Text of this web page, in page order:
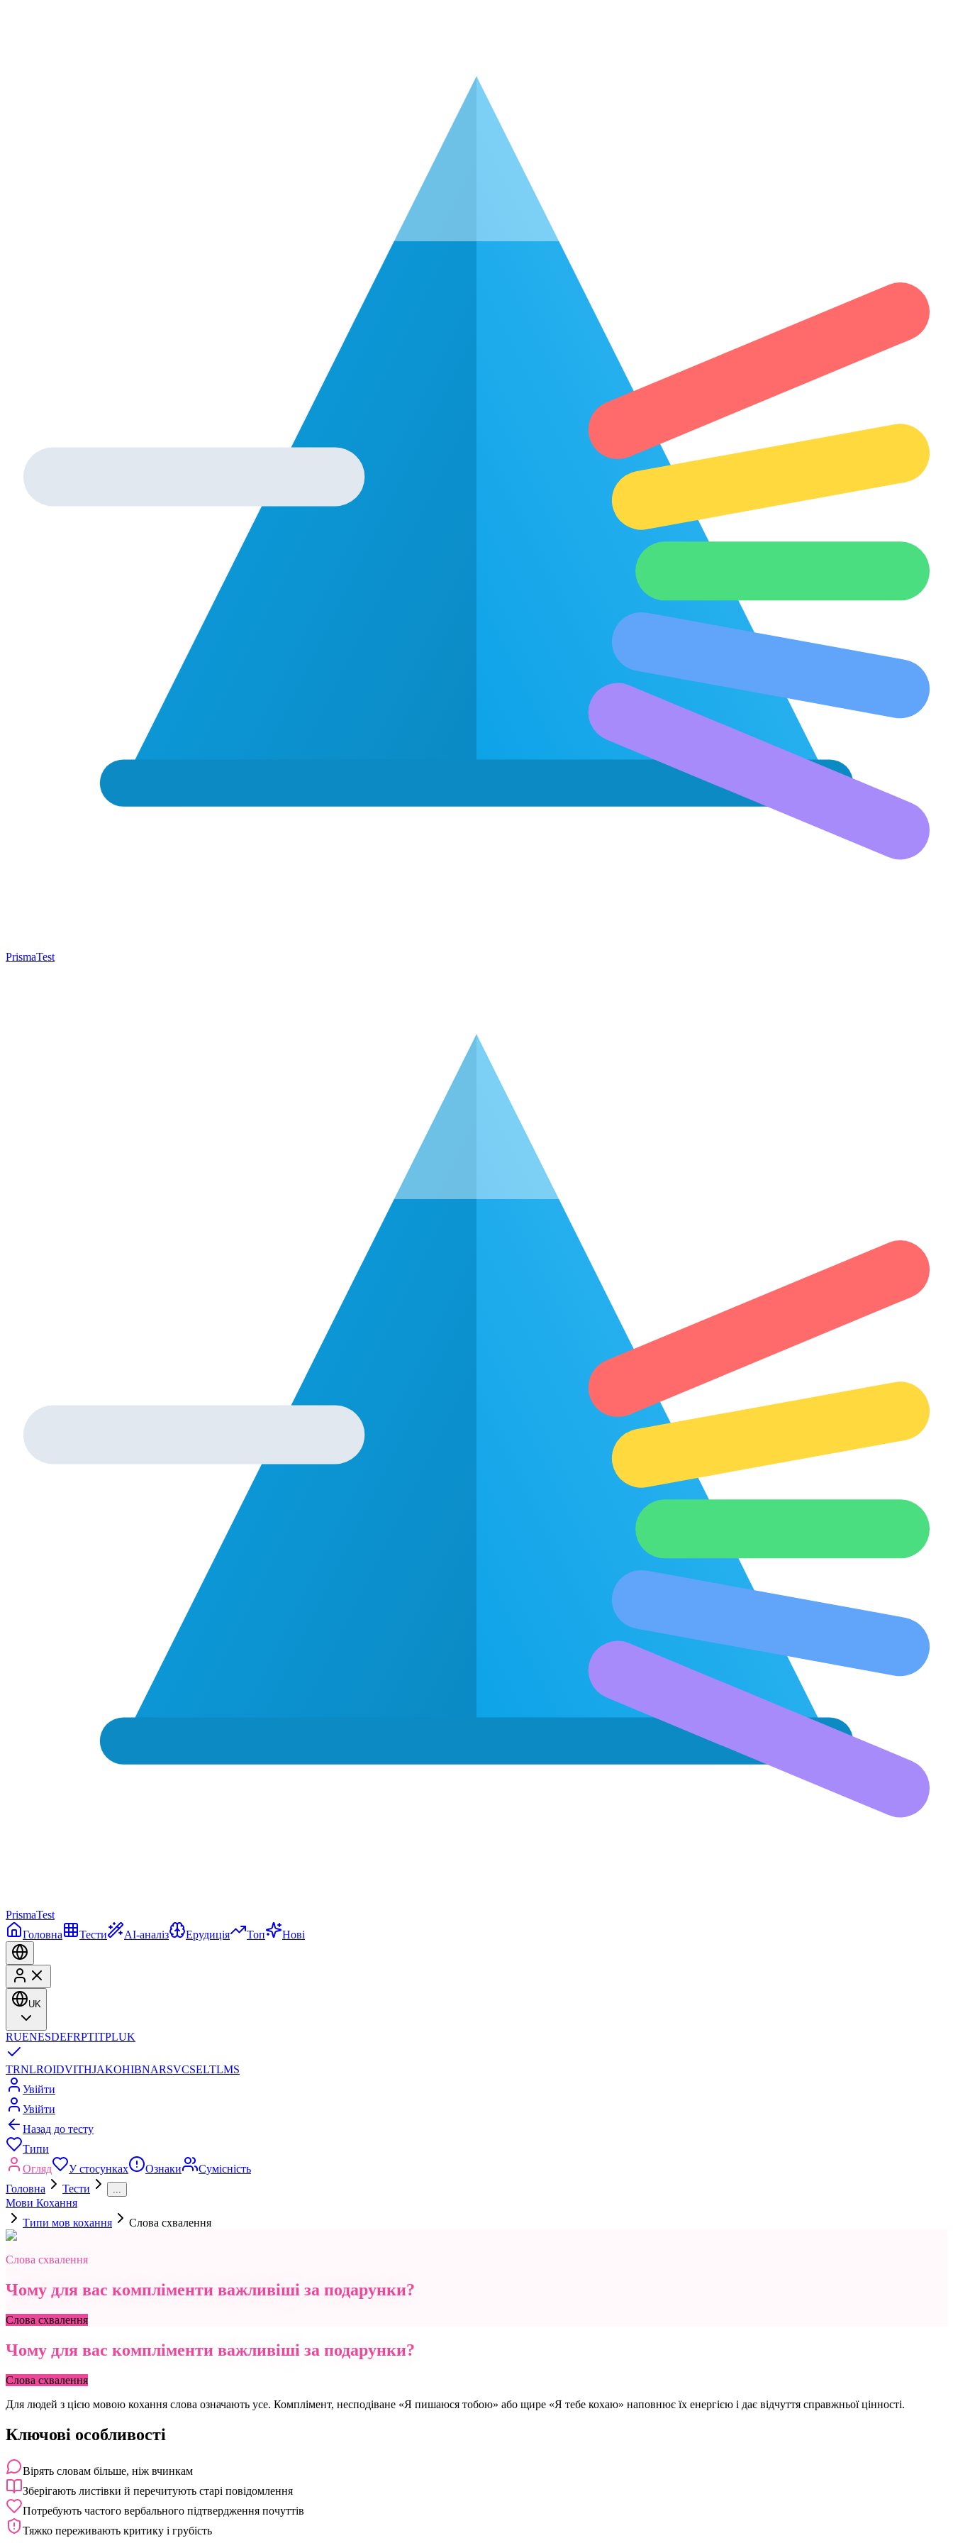
PrismaTest
PrismaTest
Головна
Тести AI-аналіз Ерудиція Топ Нові
UK
RUENESDEFRPTITPLUK
TRNLROIDVITHJAKOHIBNARSVCSELTLMS
Увійти
Увійти
Назад до тесту
Типи
Огляд
У стосунках Ознаки
Сумісність
Головна
Тести ...
Мови Кохання
Типи мов кохання
Слова схвалення
Слова схвалення
Чому для вас компліменти важливіші за подарунки?
Слова схвалення
Чому для вас компліменти важливіші за подарунки?
Слова схвалення
Для людей з цією мовою кохання слова означають усе. Комплімент, несподіване «Я пишаюся тобою» або щире «Я тебе кохаю» наповнює їх енергією і дає відчуття справжньої цінності.
Ключові особливості
Вірять словам більше, ніж вчинкам
Зберігають листівки й перечитують старі повідомлення
Потребують частого вербального підтвердження почуттів
Тяжко переживають критику і грубість